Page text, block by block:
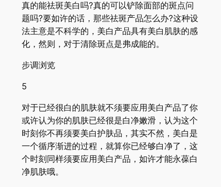
真的能祛斑美白吗?真的可以铲除面部的斑点问
题吗?要如许的话，那些祛斑产品怎么办?这种设
法主意是不科学的，美白产品具有美白肌肤的感
化，然则，对于清除斑点是弗成能的。
步调浏览
5
对于已经很白的肌肤就不须要应用美白产品了你
或许认为你的肌肤已经很是白净嫩滑，认为这个
时刻你不再须要美白护肤品，其实不然，美白是
一个循序渐进的过程，就算你已经够白净了，这
个时刻同样须要应用美白产品，如许才能永葆白
净肌肤哦。